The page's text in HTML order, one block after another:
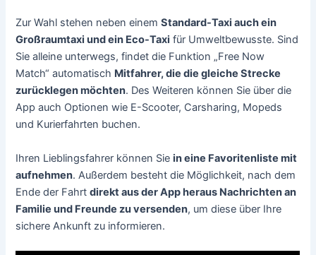
Zur Wahl stehen neben einemStandard-Taxi auch ein
Großraumtaxi und ein Eco-Taxi für Umweltbewusste. Sind
Sie alleine unterwegs, findet die Funktion „Free Now
Match“ automatisch Mitfahrer, die die gleiche Strecke
zurücklegen möchten. Des Weiteren können Sie über die
App auch Optionen wie E-Scooter, Carsharing, Mopeds
und Kurierfahrten buchen.
Ihren Lieblingsfahrer können Siein eine Favoritenliste mit
aufnehmen. Außerdem besteht die Möglichkeit, nach dem
Ende der Fahrtdirekt aus der App heraus Nachrichten an
Familie und Freunde zu versenden, um diese über Ihre
sichere Ankunft zu informieren.